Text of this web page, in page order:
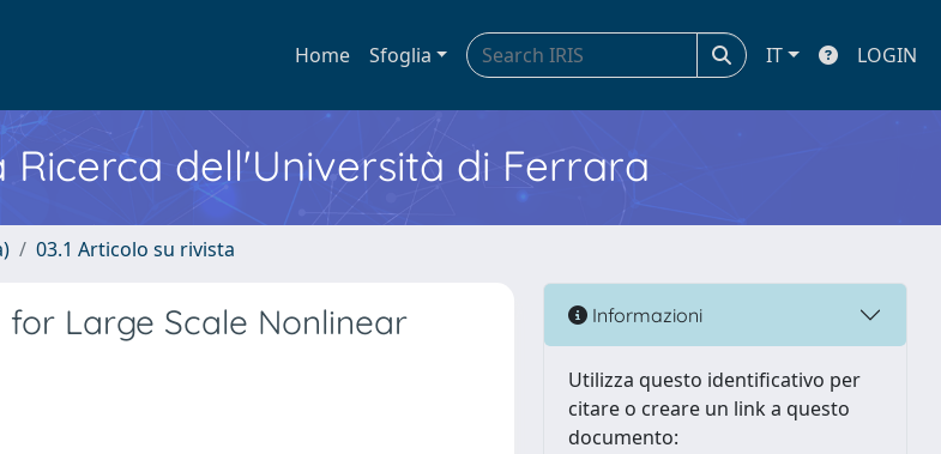
Home Sfoglia IT LOGIN
dell'Università di Ferrara
03.1 Articolo su rivista
Large Scale Nonlinear
Informazioni
Utilizza questo identificativo per
citare o creare un link a questo
documento: